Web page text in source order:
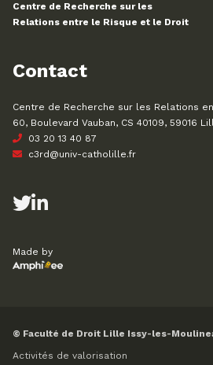
Centre de Recherche sur les
Relations entre le Risque et le Droit
Contact
Centre de Recherche sur les Relations
60, Boulevard Vauban, CS 40109, 59016
03 20 13 40 87
c3rd@univ-catholille.fr
Made by
© Faculté de Droit Lille Issy-les-
Activités de valorisation